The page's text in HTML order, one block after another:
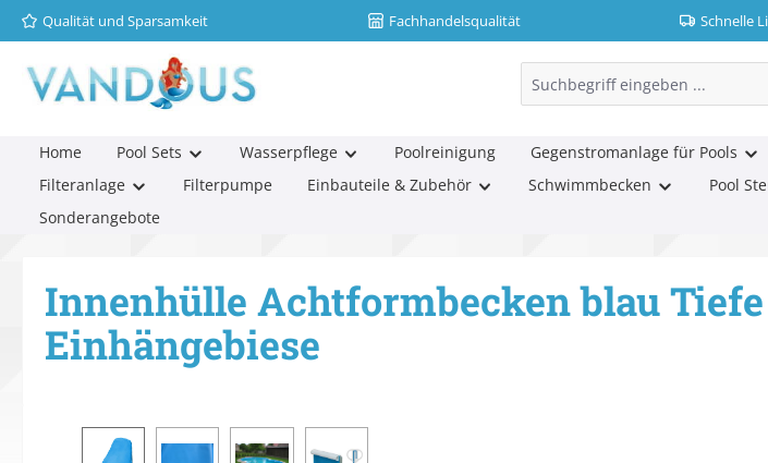
Hauptinhalt springen
Zur Suche springen
Zur Hauptnavigation springen
Qualität und Sparsamkeit Fachhandelsqualität Schnelle
Home Pool Sets Wasserpflege Poolreinigung Gegenstromanlage für Pools
Filteranlage
Filterpumpe Einbauteile & Zubehör Schwimmbecken Pool
Sonderangebote
Innenhülle Achtformbecken blau
Einhängebiese
Bildergalerie überspringen